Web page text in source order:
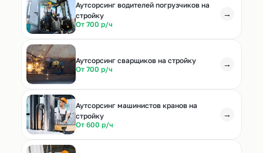
Аутсорсинг водителей погрузчиков на
стройку
От 700 р/ч
→
Аутсорсинг сварщиков на стройку
От 700 р/ч
→
Аутсорсинг машинистов кранов на
стройку
От 600 р/ч
→